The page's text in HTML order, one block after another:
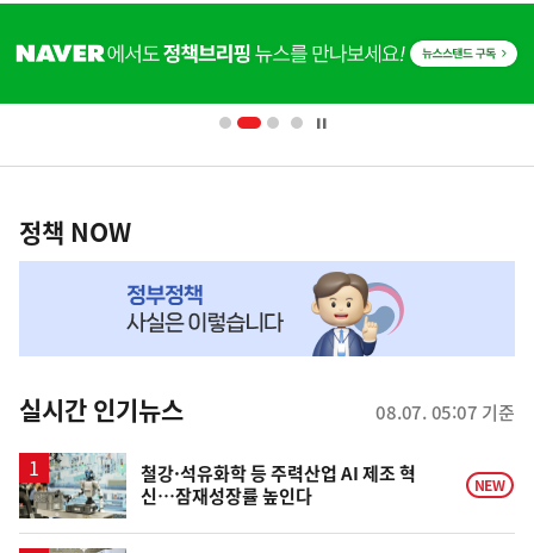
단
영
책
NOW,
뉴
스
정책 NOW
실시간 인기뉴스 08.07. 05:07 기준
철강·석유화학 등 주력산업 AI 제조 혁
신…잠재성장률 높인다
NEW